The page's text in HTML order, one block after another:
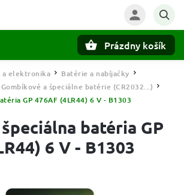
Prázdny košík
a elektronika / Batérie a nabíjačky /
Gombíkové a špeciálne batérie (CR2032...) /
GP 476AF (4LR44) 6 V - B1303
batéria GP
6 V - B1303